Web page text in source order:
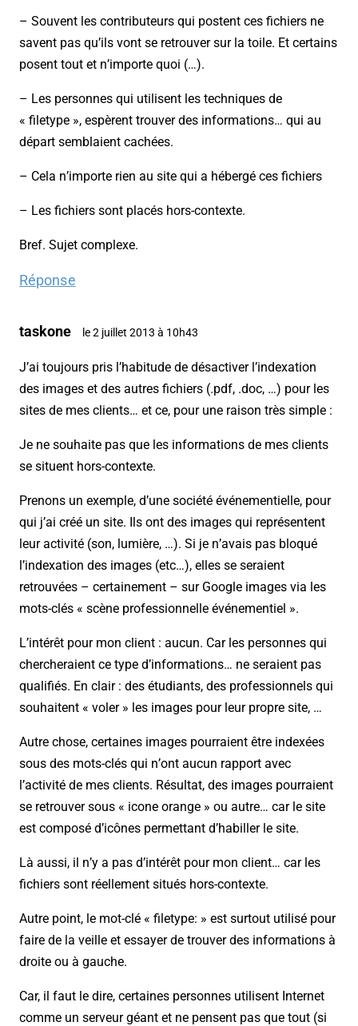
– Souvent les contributeurs qui postent ces fichiers ne
savent pas qu’ils vont se retrouver sur la toile. Et certains
posent tout et n’importe quoi (…).
– Les personnes qui utilisent les techniques de
« filetype », espèrent trouver des informations… qui au
départ semblaient cachées.
– Cela n’importe rien au site qui a hébergé ces fichiers
– Les fichiers sont placés hors-contexte.
Bref. Sujet complexe.
Réponse
taskone le 2 juillet 2013 à 10h43
J’ai toujours pris l’habitude de désactiver l’indexation
des images et des autres fichiers (.pdf, .doc, …) pour les
sites de mes clients… et ce, pour une raison très simple :
Je ne souhaite pas que les informations de mes clients
se situent hors-contexte.
Prenons un exemple, d’une société événementielle, pour
qui j’ai créé un site. Ils ont des images qui représentent
leur activité (son, lumière, …). Si je n’avais pas bloqué
l’indexation des images (etc…), elles se seraient
retrouvées – certainement – sur Google images via les
mots-clés « scène professionnelle événementiel ».
L’intérêt pour mon client : aucun. Car les personnes qui
chercheraient ce type d’informations… ne seraient pas
qualifiés. En clair : des étudiants, des professionnels qui
souhaitent « voler » les images pour leur propre site, …
Autre chose, certaines images pourraient être indexées
sous des mots-clés qui n’ont aucun rapport avec
l’activité de mes clients. Résultat, des images pourraient
se retrouver sous « icone orange » ou autre… car le site
est composé d’icônes permettant d’habiller le site.
Là aussi, il n’y a pas d’intérêt pour mon client… car les
fichiers sont réellement situés hors-contexte.
Autre point, le mot-clé « filetype: » est surtout utilisé pour
faire de la veille et essayer de trouver des informations à
droite ou à gauche.
Car, il faut le dire, certaines personnes utilisent Internet
comme un serveur géant et ne pensent pas que tout (si